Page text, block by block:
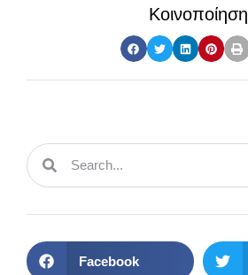
Κοινοποίηση
Facebook